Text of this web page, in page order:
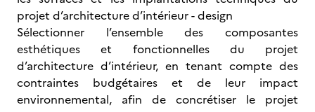
projet d’architecture d’intérieur - design
Sélectionner l’ensemble des composantes
esthétiques et fonctionnelles du projet
d’architecture d’intérieur, en tenant compte des
contraintes budgétaires et de leur impact
environnemental, afin de concrétiser le projet